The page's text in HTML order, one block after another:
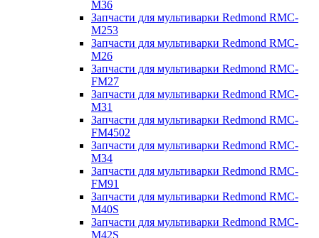
M36
Запчасти для мультиварки Redmond RMC-
M253
Запчасти для мультиварки Redmond RMC-
M26
Запчасти для мультиварки Redmond RMC-
FM27
Запчасти для мультиварки Redmond RMC-
M31
Запчасти для мультиварки Redmond RMC-
FM4502
Запчасти для мультиварки Redmond RMC-
M34
Запчасти для мультиварки Redmond RMC-
FM91
Запчасти для мультиварки Redmond RMC-
M40S
Запчасти для мультиварки Redmond RMC-
M42S